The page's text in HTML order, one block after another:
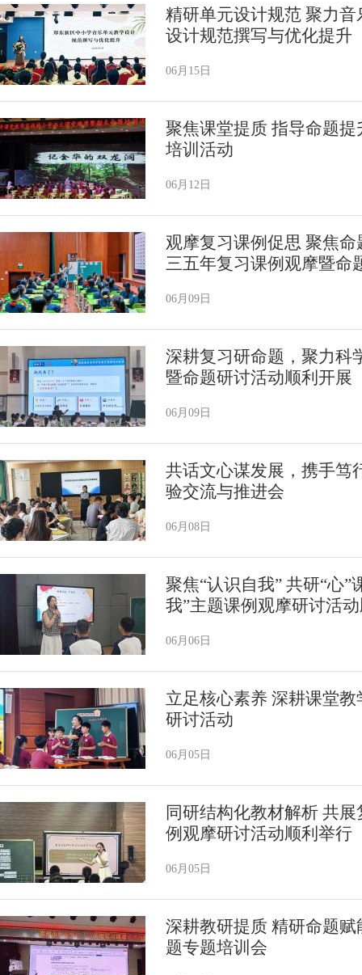
精研单元设计规范 聚力
设计规范撰写与优化提升
06月15日
聚焦课堂提质 指导命题
培训活动
06月12日
观摩复习课例促思 聚焦
三五年复习课例观摩暨命
06月09日
深耕复习研命题，聚力
暨命题研讨活动顺利开展
06月09日
共话文心谋发展，携手
验交流与推进会
06月08日
聚焦“认识自我” 共研“心
我”主题课例观摩研讨活
06月06日
立足核心素养 深耕课堂
研讨活动
06月05日
同研结构化教材解析 共
例观摩研讨活动顺利举行
06月05日
深耕教研提质 精研命题
题专题培训会